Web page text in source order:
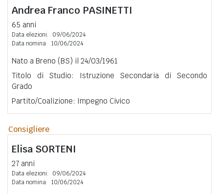
Andrea Franco PASINETTI
65 anni
Data elezioni:
09/06/2024
Data nomina: 10/06/2024
Nato a Breno (BS) il 24/03/1961
Titolo di Studio: Istruzione Secondaria di Secondo
Grado
Partito/Coalizione: Impegno Civico
Consigliere
Elisa SORTENI
27 anni
Data elezioni:
09/06/2024
Data nomina: 10/06/2024